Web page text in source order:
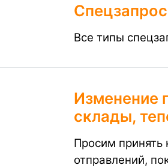
Все типы
Изменение
склады,
Просим принять
отправлений,